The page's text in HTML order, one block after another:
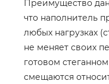
Преимущество
что наполнитель
любых нагрузках
не меняет своих
готовом
смещаются